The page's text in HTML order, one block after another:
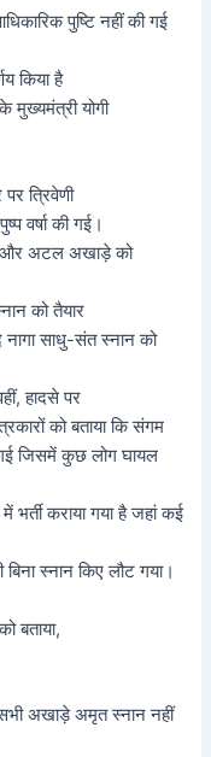
पुष्टि नहीं की गई
किया है
मुख्यमंत्री योगी
त्रिवेणी
वर्षा की गई।
और अटल अखाड़े को
को तैयार
साधु-संत स्नान को
हादसे पर
को बताया कि संगम
जिसमें कुछ लोग घायल
भर्ती कराया गया है जहां कई
स्नान किए लौट गया।
बताया,
अखाड़े अमृत स्नान नहीं